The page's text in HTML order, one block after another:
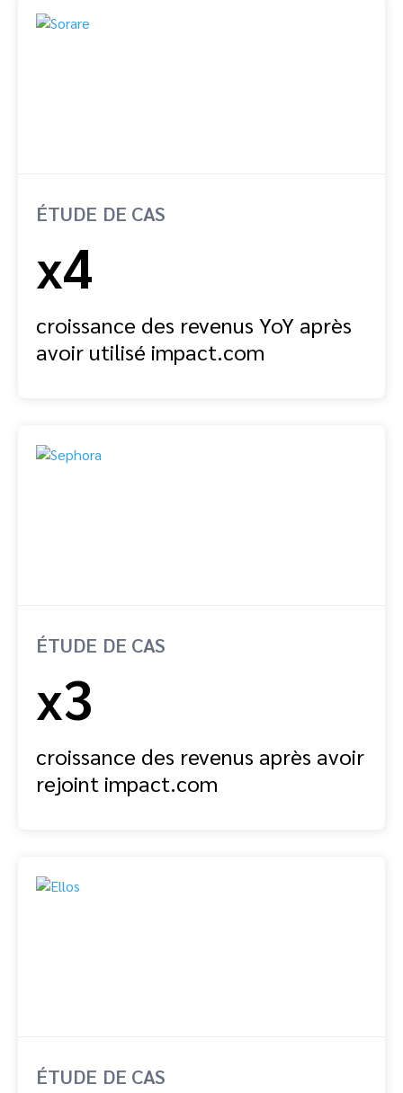
ÉTUDE DE CAS
x4
croissance des revenus YoY après
avoir utilisé impact.com
ÉTUDE DE CAS
x3
croissance des revenus après avoir
rejoint impact.com
ÉTUDE DE CAS